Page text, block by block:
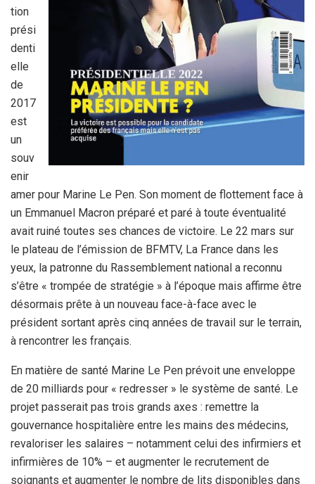
tion
prési
denti
elle
de
2017
est
un
souv
enir
amer pour Marine Le Pen. Son moment de flottement face à
un Emmanuel Macron préparé et paré à toute éventualité
avait ruiné toutes ses chances de victoire. Le 22 mars sur
le plateau de l’émission de BFMTV, La France dans les
yeux, la patronne du Rassemblement national a reconnu
s’être « trompée de stratégie » à l’époque mais affirme être
désormais prête à un nouveau face-à-face avec le
président sortant après cinq années de travail sur le terrain,
à rencontrer les français.
En matière de santé Marine Le Pen prévoit une enveloppe
de 20 milliards pour « redresser » le système de santé. Le
projet passerait pas trois grands axes : remettre la
gouvernance hospitalière entre les mains des médecins,
revaloriser les salaires – notamment celui des infirmiers et
infirmières de 10% – et augmenter le recrutement de
soignants et augmenter le nombre de lits disponibles dans